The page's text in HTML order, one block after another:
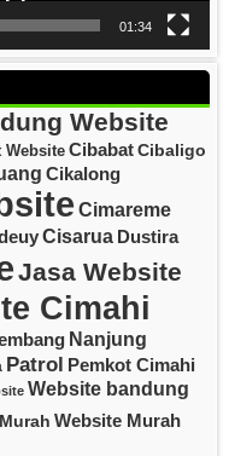
01:34
Website
Website CibabatCibaligo
Cikalong
Cimareme
Cisarua Dustira
Jasa Website
Cimahi
Nanjung
Patrol Pemkot Cimahi
Website bandung
Website Murah